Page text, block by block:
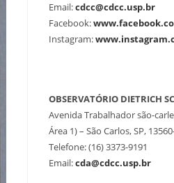
Email:cdcc@cdcc.usp.br
Facebook:
Instagram:
OBSERVATÓRIO DIETRICH
Avenida Trabalhador são-
Área 1) – São Carlos, SP,
Telefone: (16) 3373-9191
Email:cda@cdcc.usp.br